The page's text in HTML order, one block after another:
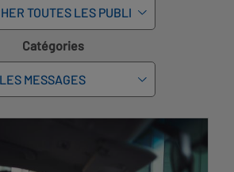
Catégories